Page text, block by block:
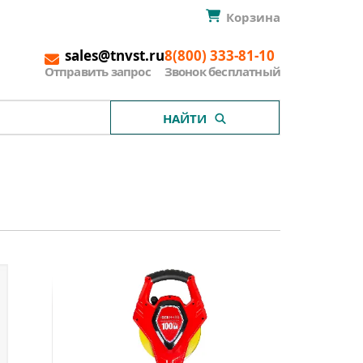
Корзина
sales@tnvst.ru
Отправить запрос
8(800) 333-81-10
Звонок бесплатный
НАЙТИ